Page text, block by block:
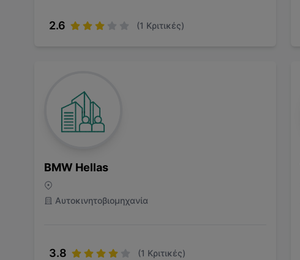
2.6 (1 Κριτικές)
BMW Hellas
Αυτοκινητοβιομηχανία
3.8 (1 Κριτικές)